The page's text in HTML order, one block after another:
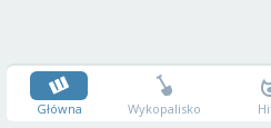
Główna Wykopalisko